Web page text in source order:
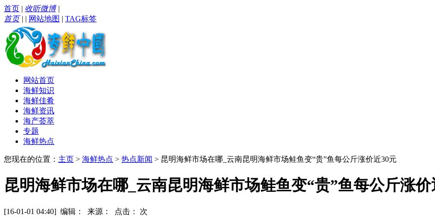
首页 | 收听微博|
首页| | 网站地图 | TAG标签
网站首页
海鲜知识
海鲜佳肴
海鲜资讯
海产荟萃
专题
海鲜热点
您现在的位置： 主页 > 海鲜热点 > 热点新闻 > 昆明海鲜市场在哪_云南昆明海鲜市场鲑鱼变“贵”鱼每公斤涨价近30元
昆明海鲜市场在哪_云南昆明海鲜市场鲑鱼变“贵”鱼每公斤涨价
[16-01-01 04:40] 编辑： 来源： 点击： 次